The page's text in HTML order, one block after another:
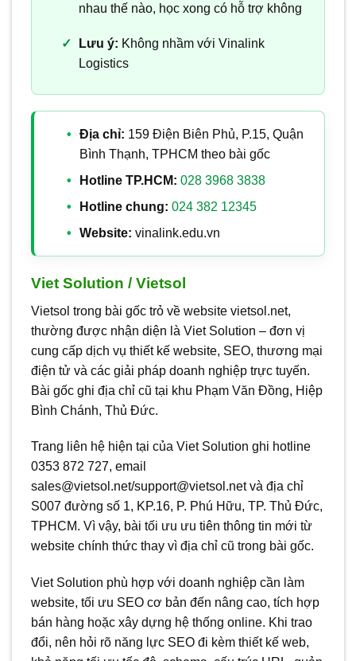
nhau thế nào, học xong có hỗ trợ không
Lưu ý: Không nhầm với Vinalink
Logistics
Địa chỉ: 159 Điện Biên Phủ, P.15, Quận
Bình Thạnh, TPHCM theo bài gốc
Hotline TP.HCM: 028 3968 3838
Hotline chung: 024 382 12345
Website: vinalink.edu.vn
Viet Solution / Vietsol
Vietsol trong bài gốc trỏ về website vietsol.net,
thường được nhận diện là Viet Solution – đơn vị
cung cấp dịch vụ thiết kế website, SEO, thương mại
điện tử và các giải pháp doanh nghiệp trực tuyến.
Bài gốc ghi địa chỉ cũ tại khu Phạm Văn Đồng, Hiệp
Bình Chánh, Thủ Đức.
Trang liên hệ hiện tại của Viet Solution ghi hotline
0353 872 727, email
sales@vietsol.net/support@vietsol.net và địa chỉ
S007 đường số 1, KP.16, P. Phú Hữu, TP. Thủ Đức,
TPHCM. Vì vậy, bài tối ưu ưu tiên thông tin mới từ
website chính thức thay vì địa chỉ cũ trong bài gốc.
Viet Solution phù hợp với doanh nghiệp cần làm
website, tối ưu SEO cơ bản đến nâng cao, tích hợp
bán hàng hoặc xây dựng hệ thống online. Khi trao
đổi, nên hỏi rõ năng lực SEO đi kèm thiết kế web,